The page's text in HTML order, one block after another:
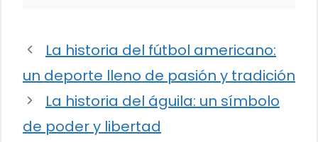
La historia del fútbol americano:
un deporte lleno de pasión y tradición
La historia del águila: un símbolo
de poder y libertad